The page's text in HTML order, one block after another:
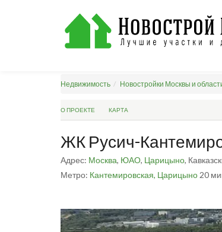
Недвижимость Новостройки Москвы и
О ПРОЕКТЕ КАРТА
ЖК Русич-
Адрес: Москва, ЮАО, Царицыно,
Метро: Кантемировская, Царицыно 20